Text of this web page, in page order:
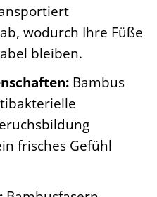
wodurch Ihre Füße
bleiben.
Bambus
frisches Gefühl